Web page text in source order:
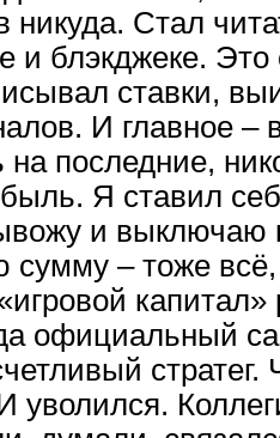
никуда. Стал
и блэкджеке.
ставки,
И главное
на последние,
Я ставил
и
сумму – тоже
официальный
уволился.